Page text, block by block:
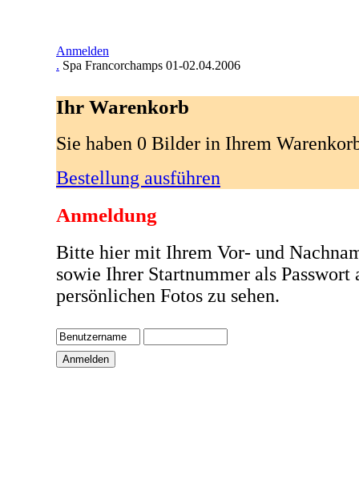
Anmelden
. Spa Francorchamps 01-02.04.2006
Ihr Warenkorb
Sie haben 0 Bilder in Ihrem
Bestellung ausführen
Anmeldung
Bitte hier mit Ihrem Vor- und
sowie Ihrer Startnummer als Passwort
persönlichen Fotos zu sehen.